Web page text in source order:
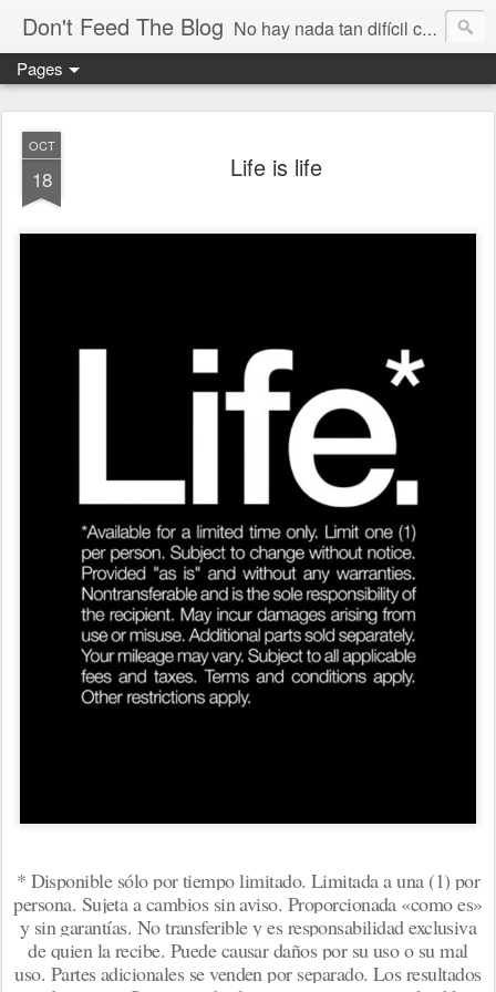
Don't Feed The Blog No hay nada tan difícil como no engañarse
Pages
OCT
18 Life is life
* Disponible sólo por tiempo limitado. Limitada a una (1) por
persona. Sujeta a cambios sin aviso. Proporcionada «como es»
y sin garantías. No transferible y es responsabilidad exclusiva
de quien la recibe. Puede causar daños por su uso o su mal
uso. Partes adicionales se venden por separado. Los resultados